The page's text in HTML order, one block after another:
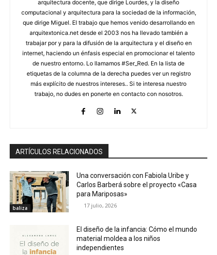
arquitectura docente, que dirige Lourdes, y la diseño
computacional y arquitectura para la sociedad de la información,
que dirige Miguel. El trabajo que hemos venido desarrollando en
arquitextonica.net desde el 2003 nos ha llevado también a
trabajar por y para la difusión de la arquitectura y el diseño en
internet, haciendo un énfasis especial en promocionar el talento
de nuestro entorno. Lo llamamos #Ser_Red. En la lista de
etiquetas de la columna de la derecha puedes ver un registro
más explícito de nuestros intereses.. Si te interesa nuestro
trabajo, no dudes en ponerte en contacto con nosotros.
ARTÍCULOS RELACIONADOS
baliza
Una conversación con Fabiola Uribe y
Carlos Barberá sobre el proyecto «Casa
para Mariposas»
17 julio, 2026
El diseño de la infancia: Cómo el mundo
material moldea a los niños
independientes